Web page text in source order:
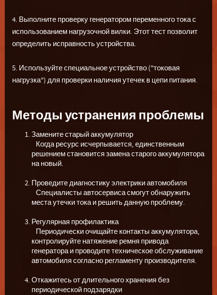
4. Выполните проверку генератором переменного тока с
использованием нагрузочной вилки. Этот тест позволит
определить исправность устройства.
5. Используйте специальное устройство ("токовая
нагрузка") для проверки наличия утечек в цепи питания.
Методы устранения проблемы
Замените старый аккумулятор
Когда ресурс исчерпывается, единственным
решением становится замена старого аккумулятора
на новый.
Проведите диагностику электрики автомобиля
Специалисты автосервиса смогут обнаружить
места утечки тока и решить данную проблему.
Регулярная профилактика
Периодически очищайте контакты аккумулятора,
контролируйте натяжение ремня привода
генератора и проводите техническое обслуживание
автомобиля согласно регламенту производителя.
Откажитесь от длительного хранения без
периодической подзарядки